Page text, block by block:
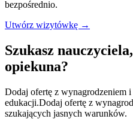
bezpośrednio.
Utwórz wizytówkę →
Szukasz
opiekuna?
Dodaj ofertę z wynagrodzeniem
edukacji.Dodaj ofertę z
szukających jasnych warunków.